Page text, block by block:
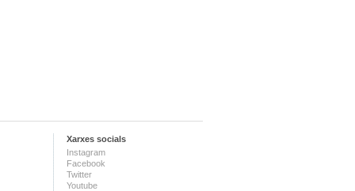
Xarxes socials
Instagram
Facebook
Twitter
Youtube